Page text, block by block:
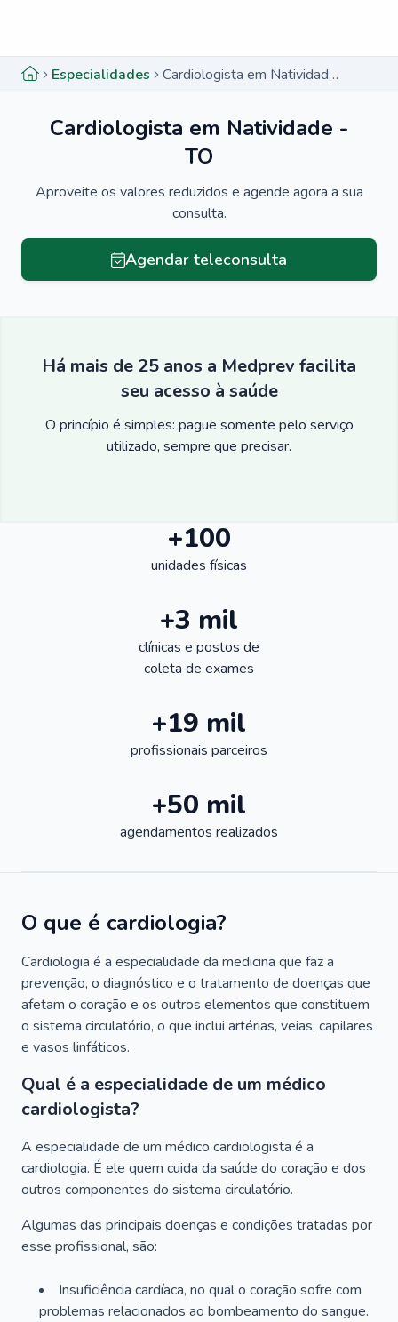
Especialidades Cardiologista em Natividade - TO
Cardiologista em Natividade -
TO
Aproveite os valores reduzidos e agende agora a sua
consulta.
Agendar teleconsulta
Há mais de 25 anos a Medprev facilita
seu acesso à saúde
O princípio é simples: pague somente pelo serviço
utilizado, sempre que precisar.
+100
unidades físicas
+3 mil
clínicas e postos de
coleta de exames
+19 mil
profissionais parceiros
+50 mil
agendamentos realizados
O que é cardiologia?
Cardiologia é a especialidade da medicina que faz a
prevenção, o diagnóstico e o tratamento de doenças que
afetam o coração e os outros elementos que constituem
o sistema circulatório, o que inclui artérias, veias, capilares
e vasos linfáticos.
Qual é a especialidade de um médico
cardiologista?
A especialidade de um médico cardiologista é a
cardiologia. É ele quem cuida da saúde do coração e dos
outros componentes do sistema circulatório.
Algumas das principais doenças e condições tratadas por
esse profissional, são:
Insuficiência cardíaca, no qual o coração sofre com
problemas relacionados ao bombeamento do sangue.